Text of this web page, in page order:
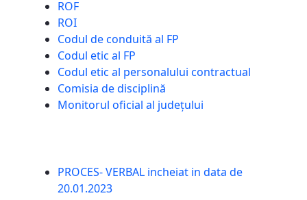
ROF
ROI
Codul de conduită al FP
Codul etic al FP
Codul etic al personalului contractual
Comisia de disciplină
Monitorul oficial al județului
PROCES- VERBAL incheiat in data de
20.01.2023